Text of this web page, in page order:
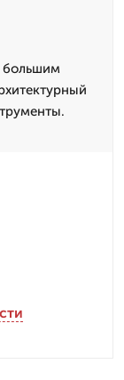
большим